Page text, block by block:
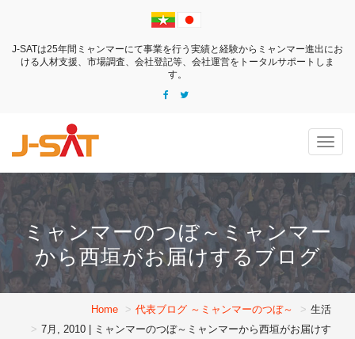
J-SATは25年間ミャンマーにて事業を行う実績と経験からミャンマー進出にお
ける 人材支援、市場調査、会社登記等、会社運営をトータルサポートしま
す。
ミャンマーのつぼ～ミャンマー
から西垣がお届けするブログ
Home 代表ブログ ～ミャンマーのつぼ～
生活
7月, 2010 | ミャンマーのつぼ～ミャンマーから西垣がお届けす